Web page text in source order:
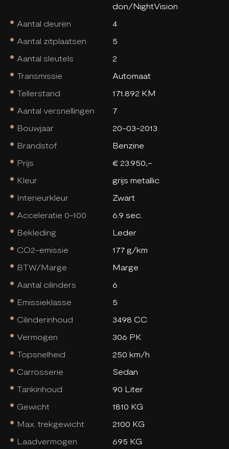
don/NightVision
Aantal deuren
4
Aantal zitplaatsen
5
Aantal sleutels
2
Transmissie
Automaat
Tellerstand
171.892 KM
Aantal versnellingen
7
Bouwjaar
20-03-2013
Brandstof
Benzine
Prijs
€ 23.950,-
Kleur
grijs metallic
Interieurkleur
Zwart
Acceleratie 0-100
6.9 sec.
Bekleding
Leder
CO2-emissie
177 g/km
BTW/Marge
Marge
Aantal cilinders
6
Emissieklasse
5
Cilinderinhoud
3498 CC
Vermogen
306 PK
Topsnelheid
250 km/h
Carrosserie
Sedan
Tankinhoud
90 Liter
Gewicht
1810 KG
Max. trekgewicht
2100 KG
Laadvermogen
695 KG